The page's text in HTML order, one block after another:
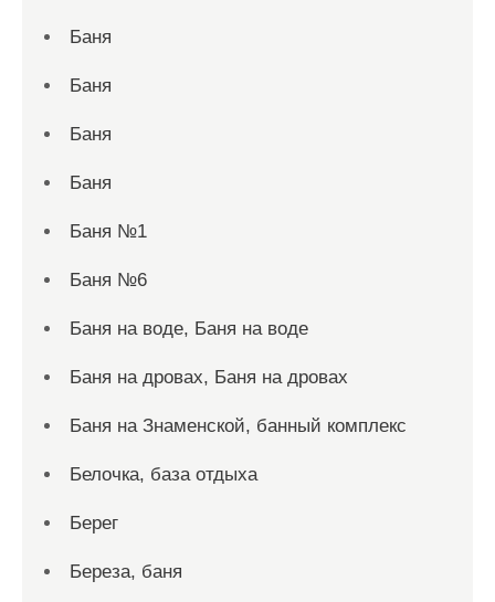
Баня
Баня
Баня
Баня
Баня №1
Баня №6
Баня на воде, Баня на воде
Баня на дровах, Баня на дровах
Баня на Знаменской, банный комплекс
Белочка, база отдыха
Берег
Береза, баня